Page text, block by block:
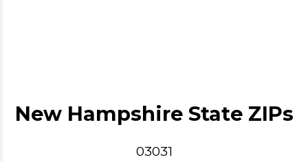
New Hampshire State ZIPs
03031